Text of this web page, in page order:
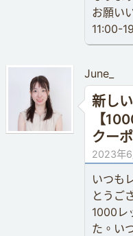
お願い
11:00-
June_
新し
【
クー
2023年6
いつも
とうご
1000レ
た。い